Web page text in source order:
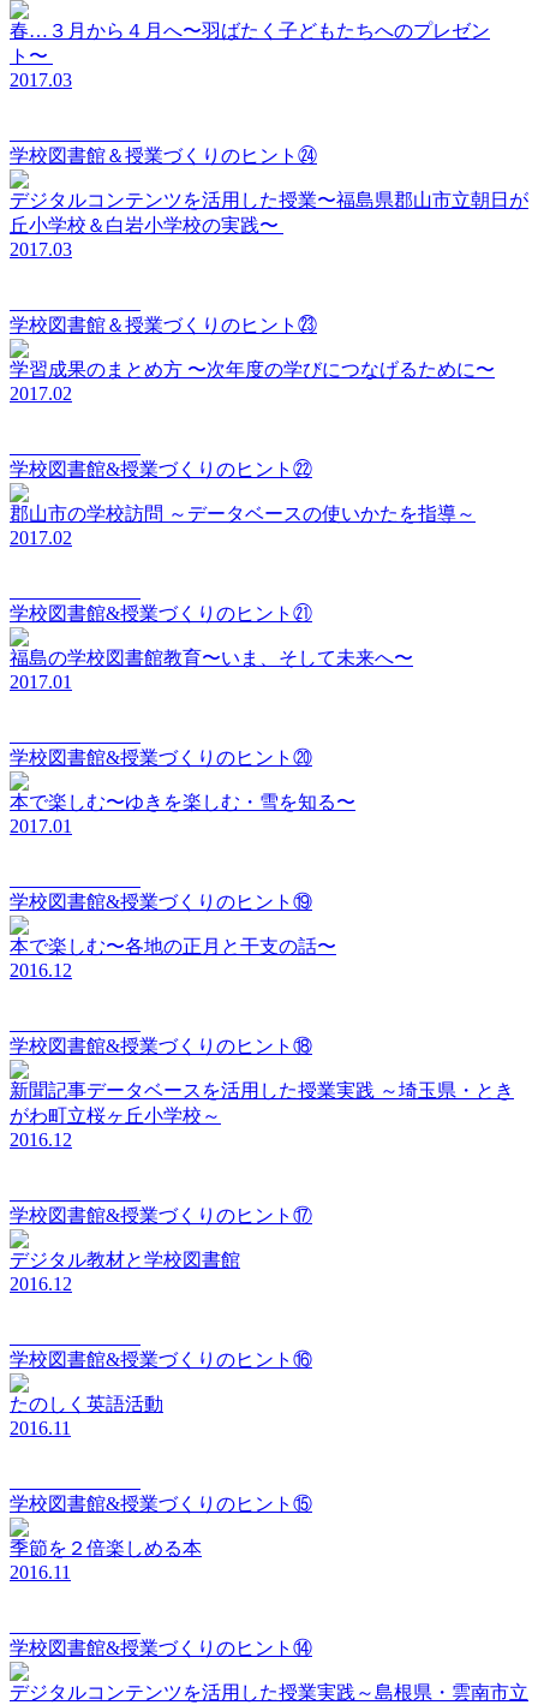
春…３月から４月へ〜羽ばたく子どもたちへのプレゼン
ト〜
2017.03
学校図書館＆授業づくりのヒント㉔
デジタルコンテンツを活用した授業〜福島県郡山市立朝日が
丘小学校＆白岩小学校の実践〜
2017.03
学校図書館＆授業づくりのヒント㉓
学習成果のまとめ方 〜次年度の学びにつなげるために〜
2017.02
学校図書館&授業づくりのヒント㉒
郡山市の学校訪問 ～データベースの使いかたを指導～
2017.02
学校図書館&授業づくりのヒント㉑
福島の学校図書館教育〜いま、そして未来へ〜
2017.01
学校図書館&授業づくりのヒント⑳
本で楽しむ〜ゆきを楽しむ・雪を知る〜
2017.01
学校図書館&授業づくりのヒント⑲
本で楽しむ〜各地の正月と干支の話〜
2016.12
学校図書館&授業づくりのヒント⑱
新聞記事データベースを活用した授業実践 ～埼玉県・とき
がわ町立桜ヶ丘小学校～
2016.12
学校図書館&授業づくりのヒント⑰
デジタル教材と学校図書館
2016.12
学校図書館&授業づくりのヒント⑯
たのしく英語活動
2016.11
学校図書館&授業づくりのヒント⑮
季節を２倍楽しめる本
2016.11
学校図書館&授業づくりのヒント⑭
デジタルコンテンツを活用した授業実践～島根県・雲南市立